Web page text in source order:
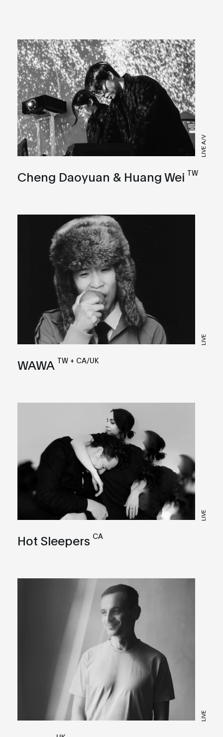
LIVE A/V
Cheng Daoyuan & Huang Wei TW
LIVE
WAWA TW + CA/UK
LIVE
Hot Sleepers CA
LIVE